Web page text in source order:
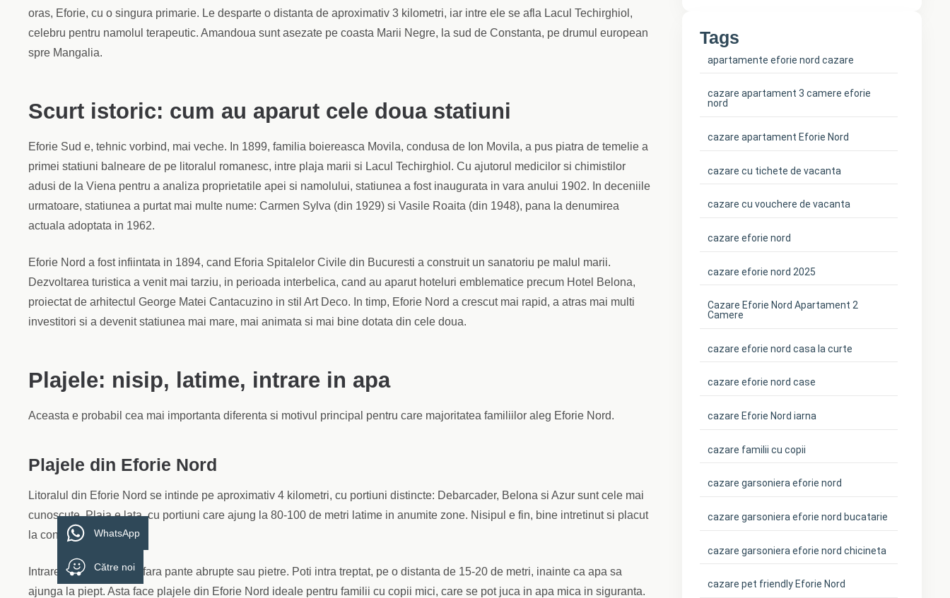
oras, Eforie, cu o singura primarie. Le desparte o distanta de aproximativ 3 kilometri, iar intre ele se afla Lacul Techirghiol,
celebru pentru namolul terapeutic. Amandoua sunt asezate pe coasta Marii Negre, la sud de Constanta, pe drumul european
spre Mangalia.
Scurt istoric: cum au aparut cele doua statiuni
Eforie Sud e, tehnic vorbind, mai veche. In 1899, familia boiereasca Movila, condusa de Ion Movila, a pus piatra de temelie a
primei statiuni balneare de pe litoralul romanesc, intre plaja marii si Lacul Techirghiol. Cu ajutorul medicilor si chimistilor
adusi de la Viena pentru a analiza proprietatile apei si namolului, statiunea a fost inaugurata in vara anului 1902. In deceniile
urmatoare, statiunea a purtat mai multe nume: Carmen Sylva (din 1929) si Vasile Roaita (din 1948), pana la denumirea
actuala adoptata in 1962.
Eforie Nord a fost infiintata in 1894, cand Eforia Spitalelor Civile din Bucuresti a construit un sanatoriu pe malul marii.
Dezvoltarea turistica a venit mai tarziu, in perioada interbelica, cand au aparut hoteluri emblematice precum Hotel Belona,
proiectat de arhitectul George Matei Cantacuzino in stil Art Deco. In timp, Eforie Nord a crescut mai rapid, a atras mai multi
investitori si a devenit statiunea mai mare, mai animata si mai bine dotata din cele doua.
Plajele: nisip, latime, intrare in apa
Aceasta e probabil cea mai importanta diferenta si motivul principal pentru care majoritatea familiilor aleg Eforie Nord.
Plajele din Eforie Nord
Litoralul din Eforie Nord se intinde pe aproximativ 4 kilometri, cu portiuni distincte: Debarcader, Belona si Azur sunt cele mai
cunoscute. Plaja e lata, cu portiuni care ajung la 80-100 de metri latime in anumite zone. Nisipul e fin, bine intretinut si placut
la contact direct.
Intrarea in mare e lina, fara pante abrupte sau pietre. Poti intra treptat, pe o distanta de 15-20 de metri, inainte ca apa sa
ajunga la piept. Asta face plajele din Eforie Nord ideale pentru familii cu copii mici, care se pot juca in apa mica in siguranta.
Tags
apartamente eforie nord cazare
cazare apartament 3 camere eforie
nord
cazare apartament Eforie Nord
cazare cu tichete de vacanta
cazare cu vouchere de vacanta
cazare eforie nord
cazare eforie nord 2025
Cazare Eforie Nord Apartament 2
Camere
cazare eforie nord casa la curte
cazare eforie nord case
cazare Eforie Nord iarna
cazare familii cu copii
cazare garsoniera eforie nord
cazare garsoniera eforie nord bucatarie
cazare garsoniera eforie nord chicineta
cazare pet friendly Eforie Nord
WhatsApp
Către noi